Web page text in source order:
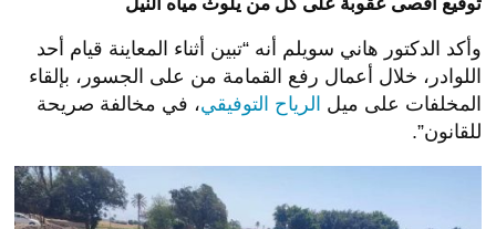
وأكد الدكتور هاني سويلم أنه “تبين أثناء المعاينة قيام أحد
اللوادر، خلال أعمال رفع القمامة من على الجسور، بإلقاء
المخلفات على ميل الرياح التوفيقي، في مخالفة صريحة
للقانون”.